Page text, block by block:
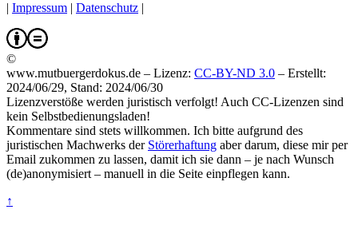
| Impressum | Datenschutz |
©
www.mutbuergerdokus.de – Lizenz: CC-BY-ND 3.0 – Erstellt:
2024/06/29, Stand: 2024/06/30
Lizenzverstöße werden juristisch verfolgt! Auch CC-Lizenzen sind
kein Selbstbedienungsladen!
Kommentare sind stets willkommen. Ich bitte aufgrund des
juristischen Machwerks der Störerhaftung aber darum, diese mir per
Email zukommen zu lassen, damit ich sie dann – je nach Wunsch
(de)anonymisiert – manuell in die Seite einpflegen kann.
↑